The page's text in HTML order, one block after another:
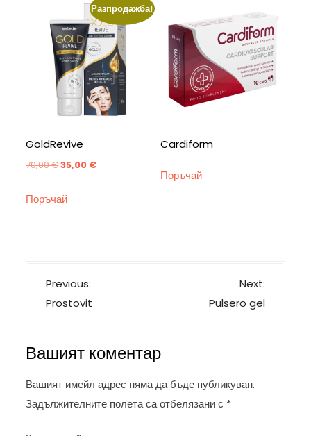
Разпродажба!
GoldRevive
70,00€Original
was:
35,00 €Текущата
Поръчай
Cardiform
Поръчай
Н
а
г
а
ц
Previous:
Prostovit
Next:
Pulsero gel
Вашият коментар
Вашият имейл адрес няма да бъде публикуван.
Задължителните полета са отбелязани с *